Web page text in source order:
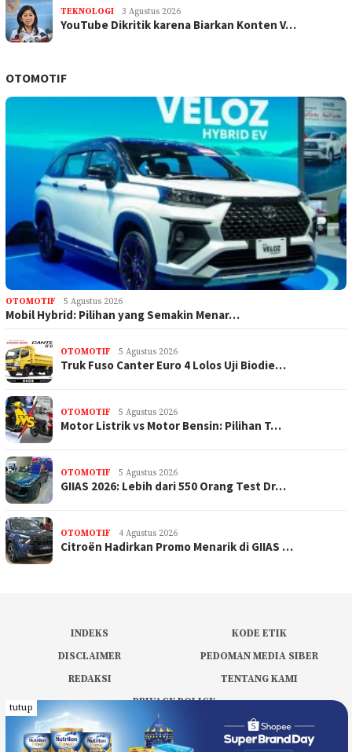
TEKNOLOGI 3 Agustus 2026
YouTube Dikritik karena Biarkan Konten V…
OTOMOTIF
OTOMOTIF 5 Agustus 2026
Mobil Hybrid: Pilihan yang Semakin Menar…
OTOMOTIF 5 Agustus 2026
Truk Fuso Canter Euro 4 Lolos Uji Biodie…
OTOMOTIF 5 Agustus 2026
Motor Listrik vs Motor Bensin: Pilihan T…
OTOMOTIF 5 Agustus 2026
GIIAS 2026: Lebih dari 550 Orang Test Dr…
OTOMOTIF 4 Agustus 2026
Citroën Hadirkan Promo Menarik di GIIAS …
INDEKS
KODE ETIK
DISCLAIMER
PEDOMAN MEDIA SIBER
REDAKSI
TENTANG KAMI
PRIVACY POLICY
tutup